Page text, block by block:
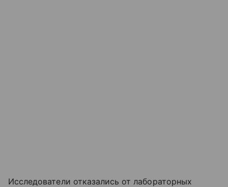
Исследователи отказались от лабораторных